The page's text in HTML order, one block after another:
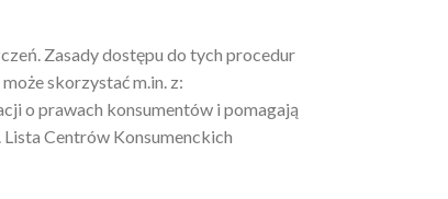
Zasady dostępu do tych procedur
skorzystać m.in. z:
o prawach konsumentów i pomagają
Centrów Konsumenckich